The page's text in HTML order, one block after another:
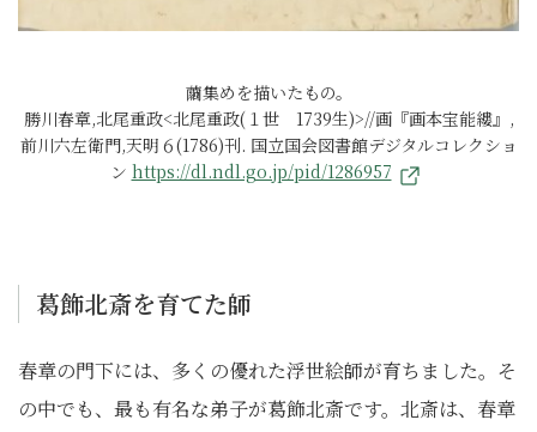
繭集めを描いたもの。
勝川春章,北尾重政<北尾重政(１世 1739生)>//画『画本宝能縷』,
前川六左衛門,天明６(1786)刊. 国立国会図書館デジタルコレクショ
ン https://dl.ndl.go.jp/pid/1286957
葛飾北斎を育てた師
春章の門下には、多くの優れた浮世絵師が育ちました。そ
の中でも、最も有名な弟子が葛飾北斎です。北斎は、春章